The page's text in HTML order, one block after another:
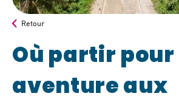
Retour
Où partir pour
aventure aux